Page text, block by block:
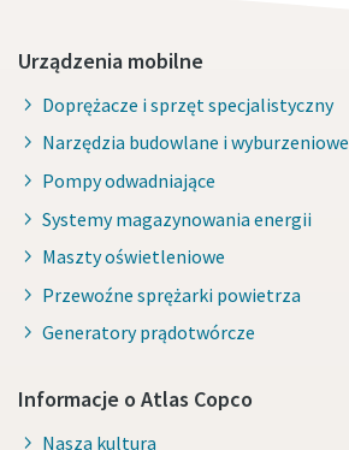
Urządzenia mobilne
Doprężacze i sprzęt specjalistyczny
Narzędzia budowlane i wyburzeniowe
Pompy odwadniające
Systemy magazynowania energii
Maszty oświetleniowe
Przewoźne sprężarki powietrza
Generatory prądotwórcze
Informacje o Atlas Copco
Nasza kultura